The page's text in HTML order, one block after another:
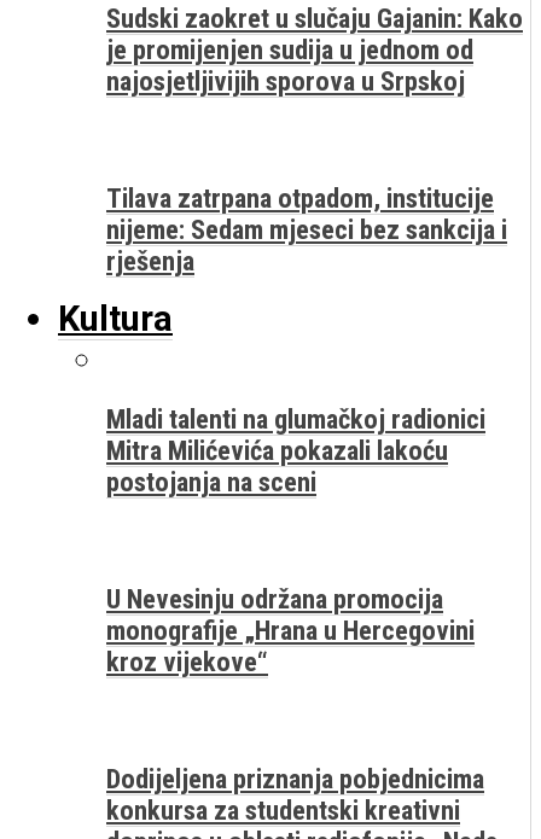
Sudski zaokret u slučaju Gajanin: Kako
je promijenjen sudija u jednom od
najosjetljivijih sporova u Srpskoj
Tilava zatrpana otpadom, institucije
nijeme: Sedam mjeseci bez sankcija i
rješenja
Kultura
Mladi talenti na glumačkoj radionici
Mitra Milićevića pokazali lakoću
postojanja na sceni
U Nevesinju održana promocija
monografije „Hrana u Hercegovini
kroz vijekove“
Dodijeljena priznanja pobjednicima
konkursa za studentski kreativni